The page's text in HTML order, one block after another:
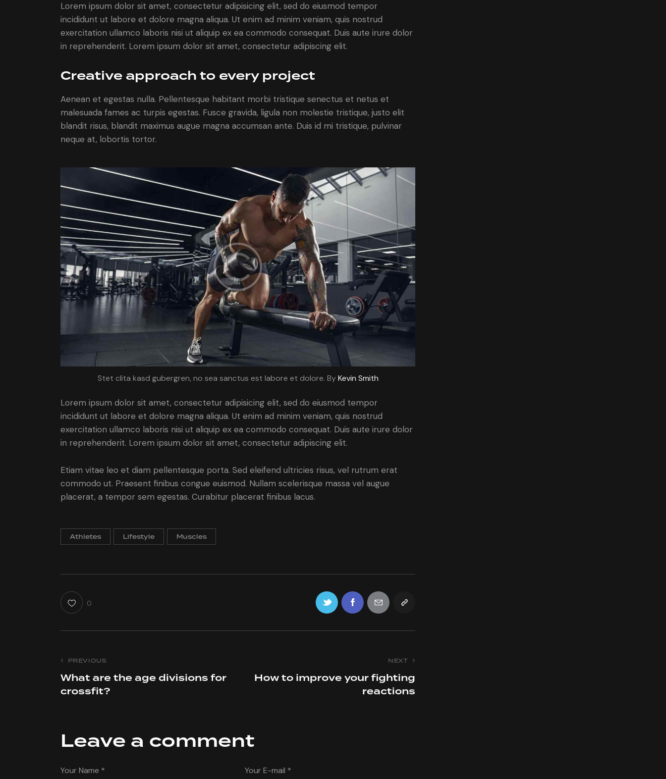
Lorem ipsum dolor sit amet, consectetur adipisicing elit, sed do eiusmod tempor
incididunt ut labore et dolore magna aliqua. Ut enim ad minim veniam, quis nostrud
exercitation ullamco laboris nisi ut aliquip ex ea commodo consequat. Duis aute irure dolor
in reprehenderit. Lorem ipsum dolor sit amet, consectetur adipiscing elit.
Creative approach to every project
Aenean et egestas nulla. Pellentesque habitant morbi tristique senectus et netus et
malesuada fames ac turpis egestas. Fusce gravida, ligula non molestie tristique, justo elit
blandit risus, blandit maximus augue magna accumsan ante. Duis id mi tristique, pulvinar
neque at, lobortis tortor.
Stet clita kasd gubergren, no sea sanctus est labore et dolore. ByKevin Smith
Lorem ipsum dolor sit amet, consectetur adipisicing elit, sed do eiusmod tempor
incididunt ut labore et dolore magna aliqua. Ut enim ad minim veniam, quis nostrud
exercitation ullamco laboris nisi ut aliquip ex ea commodo consequat. Duis aute irure dolor
in reprehenderit. Lorem ipsum dolor sit amet, consectetur adipiscing elit.
Etiam vitae leo et diam pellentesque porta. Sed eleifend ultricies risus, vel rutrum erat
commodo ut. Praesent finibus congue euismod. Nullam scelerisque massa vel augue
placerat, a tempor sem egestas. Curabitur placerat finibus lacus.
Athletes Lifestyle Muscles
0
Post
navigation
PREVIOUS
What are the age divisions for
crossfit?
NEXT
How to improve your fighting
reactions
Leave a comment